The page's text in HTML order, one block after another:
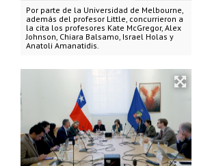
Por parte de la Universidad de Melbourne,
además del profesor Little, concurrieron a
la cita los profesores Kate McGregor, Alex
Johnson, Chiara Balsamo, Israel Holas y
Anatoli Amanatidis.